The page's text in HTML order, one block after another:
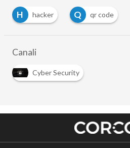
H
hacker Q
qr code
Canali
Cyber Security